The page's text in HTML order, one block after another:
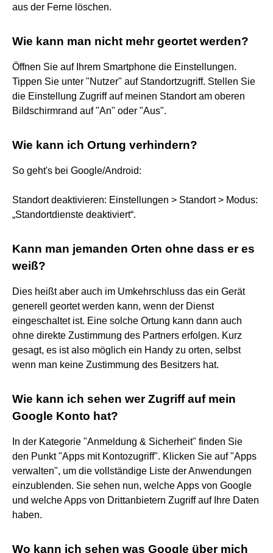
aus der Ferne löschen.
Wie kann man nicht mehr geortet werden?
Öffnen Sie auf Ihrem Smartphone die Einstellungen.
Tippen Sie unter "Nutzer" auf Standortzugriff. Stellen Sie
die Einstellung Zugriff auf meinen Standort am oberen
Bildschirmrand auf "An" oder "Aus".
Wie kann ich Ortung verhindern?
So geht's bei Google/Android:
Standort deaktivieren: Einstellungen > Standort > Modus:
„Standortdienste deaktiviert“.
Kann man jemanden Orten ohne dass er es
weiß?
Dies heißt aber auch im Umkehrschluss das ein Gerät
generell geortet werden kann, wenn der Dienst
eingeschaltet ist. Eine solche Ortung kann dann auch
ohne direkte Zustimmung des Partners erfolgen. Kurz
gesagt, es ist also möglich ein Handy zu orten, selbst
wenn man keine Zustimmung des Besitzers hat.
Wie kann ich sehen wer Zugriff auf mein
Google Konto hat?
In der Kategorie "Anmeldung & Sicherheit" finden Sie
den Punkt "Apps mit Kontozugriff". Klicken Sie auf "Apps
verwalten", um die vollständige Liste der Anwendungen
einzublenden. Sie sehen nun, welche Apps von Google
und welche Apps von Drittanbietern Zugriff auf Ihre Daten
haben.
Wo kann ich sehen was Google über mich